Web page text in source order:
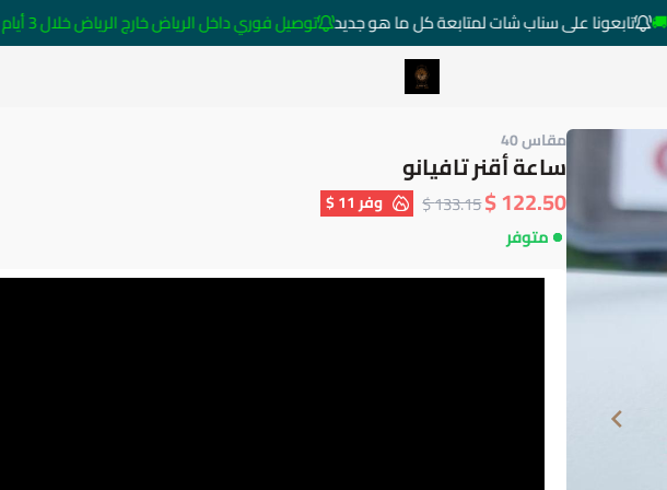
تابعونا على سناب شات لمتابعة كل ما هو جديد توصيل فوري داخل الرياض خارج الرياض خلال 3 أيام 🚚
متجر ساعات رومانس
مقاس 40
ساعة أقنر تافيانو
122.50 $
133.15 $ وفر11 $
متوفر